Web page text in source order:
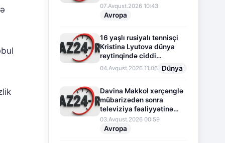
07.Avqust.2026 10:43
Avropa
16 yaşlı rusiyalı tennisçi
Kristina Lyutova dünya
reytinqində ciddi
irəliləyişə imza atdı
04.Avqust.2026 11:06 Dünya
Davina Makkol xərçənglə
mübarizədən sonra
televiziya fəaliyyətinə
fasilə verir
03.Avqust.2026 00:59
Avropa